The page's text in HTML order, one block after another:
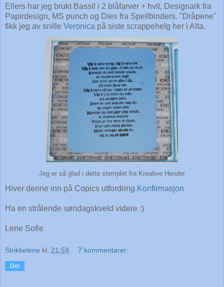
Ellers har jeg brukt Bassil i 2 blåfarver + hvit, Designark fra
Papirdesign, MS punch og Dies fra Spellbinders. "Dråpene"
fikk jeg av snille Veronica på siste scrappehelg her i Alta.
Jeg er så glad i dette stemplet fra Kreative Hender
Hiver denne inn på Copics utfordring Konfirmasjon
Ha en strålende søndagskveld videre :)
Lene Sofie
Strikkelene kl. 21:59 7 kommentarer:
Del